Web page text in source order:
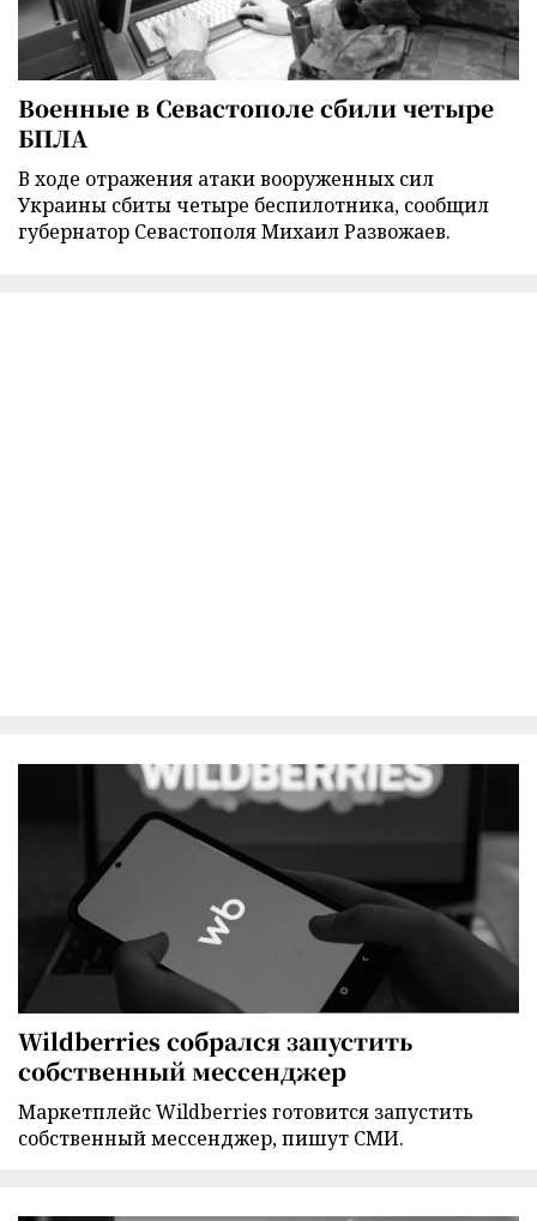
Военные в Севастополе сбили четыре
БПЛА
В ходе отражения атаки вооруженных сил
Украины сбиты четыре беспилотника, сообщил
губернатор Севастополя Михаил Развожаев.
Wildberries собрался запустить
собственный мессенджер
Маркетплейс Wildberries готовится запустить
собственный мессенджер, пишут СМИ.